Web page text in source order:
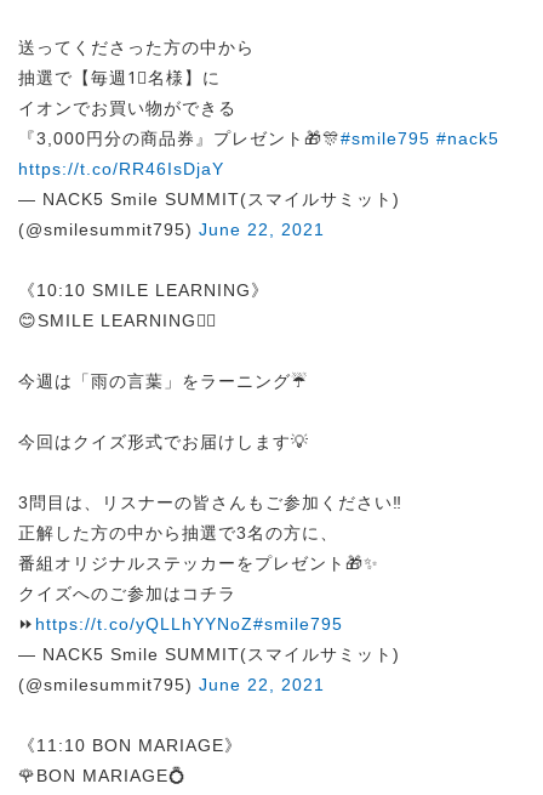
送ってくださった方の中から
抽選で【毎週1⃣名様】に
イオンでお買い物ができる
『3,000円分の商品券』プレゼント🎁🎊#smile795 #nack5
https://t.co/RR46IsDjaY
— NACK5 Smile SUMMIT(スマイルサミット)
(@smilesummit795) June 22, 2021
《10:10 SMILE LEARNING》
😊SMILE LEARNING✍🏻
今週は「雨の言葉」をラーニング☔
今回はクイズ形式でお届けします💡
3問目は、リスナーの皆さんもご参加ください‼
正解した方の中から抽選で3名の方に、
番組オリジナルステッカーをプレゼント🎁✨
クイズへのご参加はコチラ
⏩ https://t.co/yQLLhYYNoZ#smile795
— NACK5 Smile SUMMIT(スマイルサミット)
(@smilesummit795) June 22, 2021
《11:10 BON MARIAGE》
🌹BON MARIAGE💍